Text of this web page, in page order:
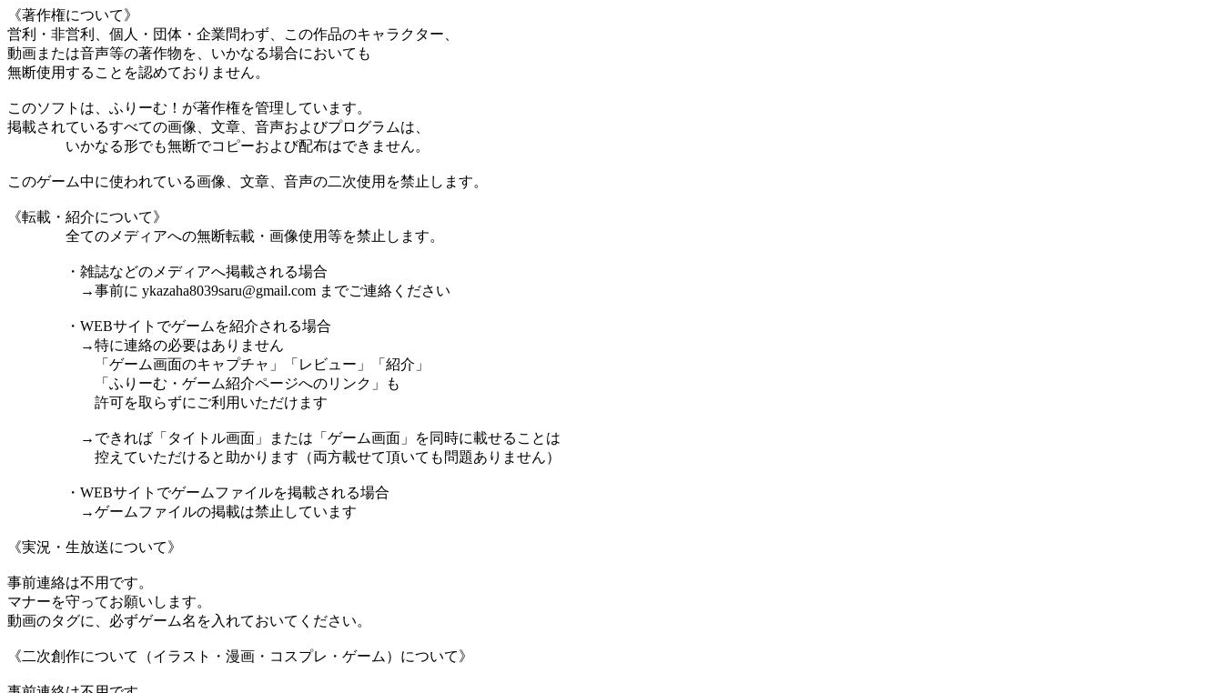
《著作権について》
営利・非営利、個人・団体・企業問わず、この作品のキャラクター、
動画または音声等の著作物を、いかなる場合においても
無断使用することを認めておりません。
このソフトは、ふりーむ！が著作権を管理しています。
掲載されているすべての画像、文章、音声およびプログラムは、
いかなる形でも無断でコピーおよび配布はできません。
このゲーム中に使われている画像、文章、音声の二次使用を禁止します。
《転載・紹介について》
全てのメディアへの無断転載・画像使用等を禁止します。
・雑誌などのメディアへ掲載される場合
→事前に ykazaha8039saru@gmail.com までご連絡ください
・WEBサイトでゲームを紹介される場合
→特に連絡の必要はありません
「ゲーム画面のキャプチャ」「レビュー」「紹介」
「ふりーむ・ゲーム紹介ページへのリンク」も
許可を取らずにご利用いただけます
→できれば「タイトル画面」または「ゲーム画面」を同時に載せることは
控えていただけると助かります（両方載せて頂いても問題ありません）
・WEBサイトでゲームファイルを掲載される場合
→ゲームファイルの掲載は禁止しています
《実況・生放送について》
事前連絡は不用です。
マナーを守ってお願いします。
動画のタグに、必ずゲーム名を入れておいてください。
《二次創作について（イラスト・漫画・コスプレ・ゲーム）について》